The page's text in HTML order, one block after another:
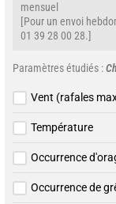
mensuel
[Pour un envoi
01 39 28 00 28.]
Paramètres étudiés :
Vent (rafales
Température
Occurrence
Occurrence de